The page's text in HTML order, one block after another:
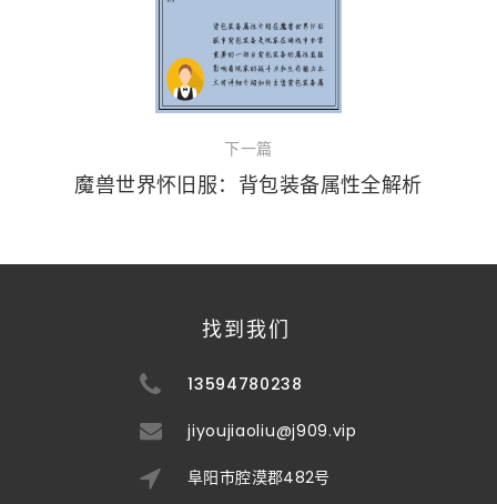
下一篇
魔兽世界怀旧服：背包装备属性全解析
找到我们
13594780238
jiyoujiaoliu@j909.vip
阜阳市腔漠郡482号